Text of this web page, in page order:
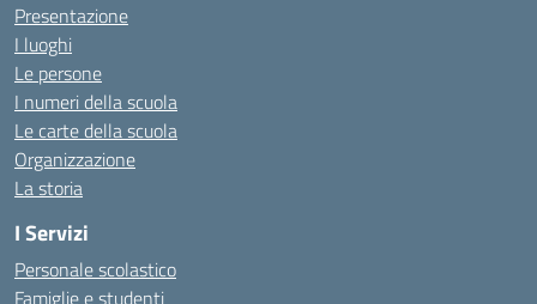
Presentazione
I luoghi
Le persone
I numeri della scuola
Le carte della scuola
Organizzazione
La storia
I Servizi
Personale scolastico
Famiglie e studenti